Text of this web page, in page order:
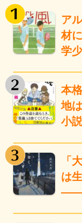
ア
材
学
本
地
小説
「
は
――